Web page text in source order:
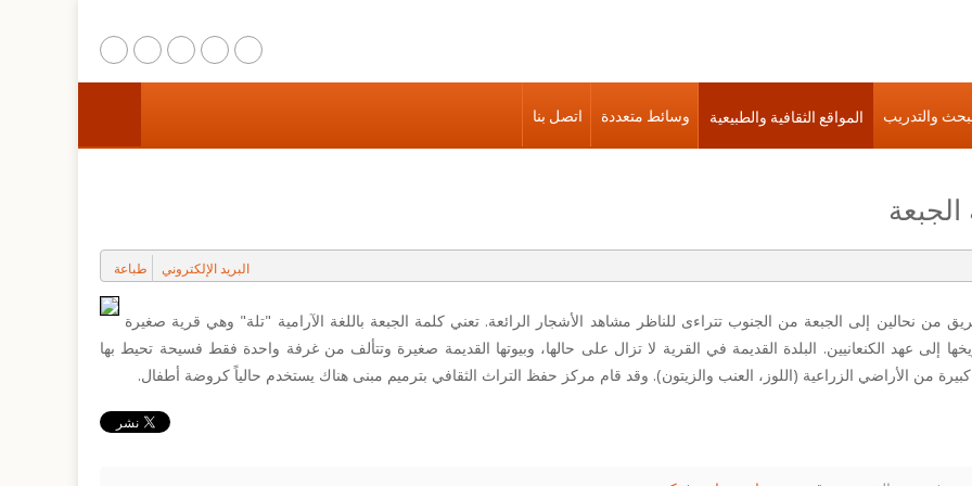
التوعية المجتمعية
البحث والتدريب
المواقع الثقافية والطبيعية
وسائط متعددة
والتدريب المواقع الثقافية والطبيعية وسائط متعددة اتصل بنا
الجبعة
طباعة البريد الإلكتروني
من نحالين إلى الجبعة من الجنوب تتراءى للناظر مشاهد الأشجار الرائعة. تعني كلمة الجبعة باللغة الآرامية "تلة" وهي قرية صغيرة
إلى عهد الكنعانيين. البلدة القديمة في القرية لا تزال على حالها، وبيوتها القديمة صغيرة وتتألف من غرفة واحدة فقط فسيحة تحيط بها
من الأراضي الزراعية (اللوز، العنب والزيتون). وقد قام مركز حفظ التراث الثقافي بترميم مبنى هناك يستخدم حالياً كروضة أطفال.